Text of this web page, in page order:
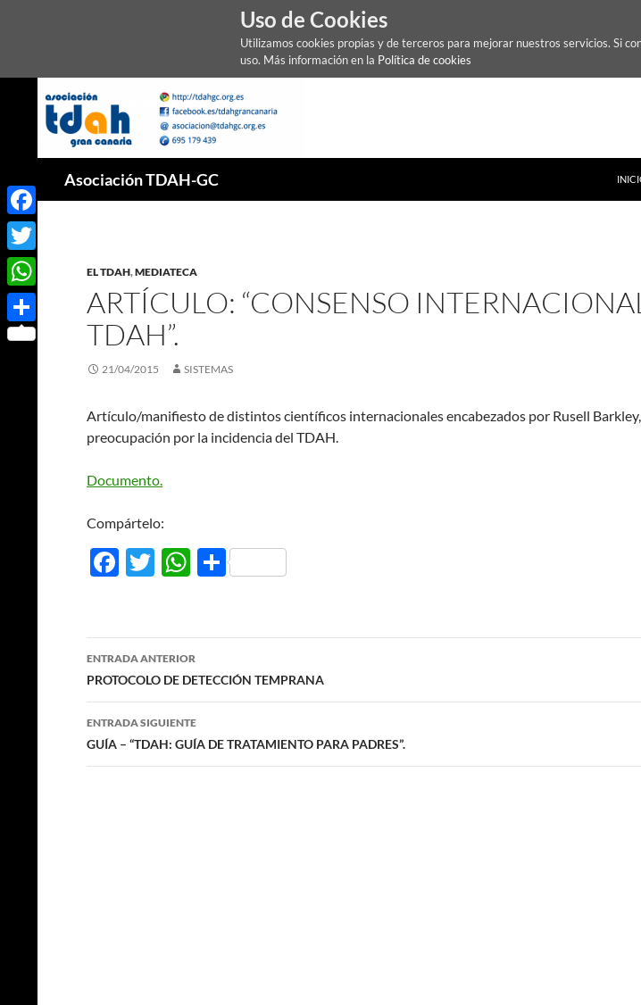
Uso de Cookies
Utilizamos cookies propias y de terceros para mejorar nuestros servicios. Si
uso. Más información en la Política de cookies
contenido
Asociación TDAH-GC
EL TDAH,MEDIATECA
ARTÍCULO: “CONSENSO
TDAH”.
21/04/2015 SISTEMAS
Artículo/manifiesto de distintos científicos internacionales encabezados por Rusell
preocupación por la incidencia del TDAH.
Documento.
Compártelo:
F
b
o
o
k
T
er
W
s
A
p
p
C
p
ar
ti
r
Navegación
de
entradas
ENTRADA ANTERIOR
PROTOCOLO DE DETECCIÓN TEMPRANA
ENTRADA SIGUIENTE
GUÍA – “TDAH: GUÍA DE TRATAMIENTO PARA PADRES”.
Facebook
Twitter
WhatsApp
Compartir